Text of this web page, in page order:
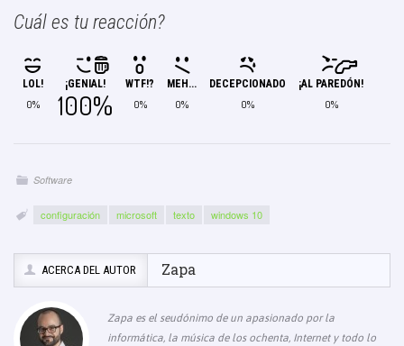
c
o
k
tt
er
k
e
dI
at
A a Li
p
ar
tir
Cuál es tu reacción?
LOL!
0%
¡GENIAL!
100%
WTF!?
0%
MEH...
0%
DECEPCIONADO
0%
¡AL PAREDÓN!
0%
Software
configuración microsoft texto windows 10
ACERCA DEL AUTOR Zapa
Zapa es el seudónimo de un apasionado por la
informática, la música de los ochenta, Internet y todo lo